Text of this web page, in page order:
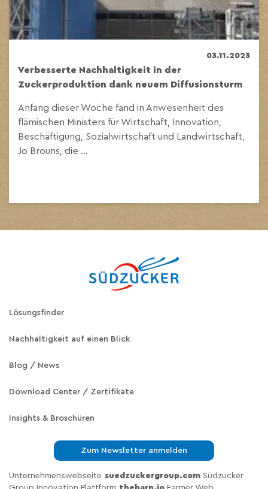
03.11.2023
Verbesserte Nachhaltigkeit in der
Zuckerproduktion dank neuem Diffusionsturm
Anfang dieser Woche fand in Anwesenheit des
flämischen Ministers für Wirtschaft, Innovation,
Beschäftigung, Sozialwirtschaft und Landwirtschaft,
Jo Brouns, die ...
Lösungsfinder
Nachhaltigkeit auf einen Blick
Blog / News
Download Center / Zertifikate
Insights & Broschüren
Zum Newsletter anmelden
Unternehmenswebseite suedzuckergroup.com Südzucker